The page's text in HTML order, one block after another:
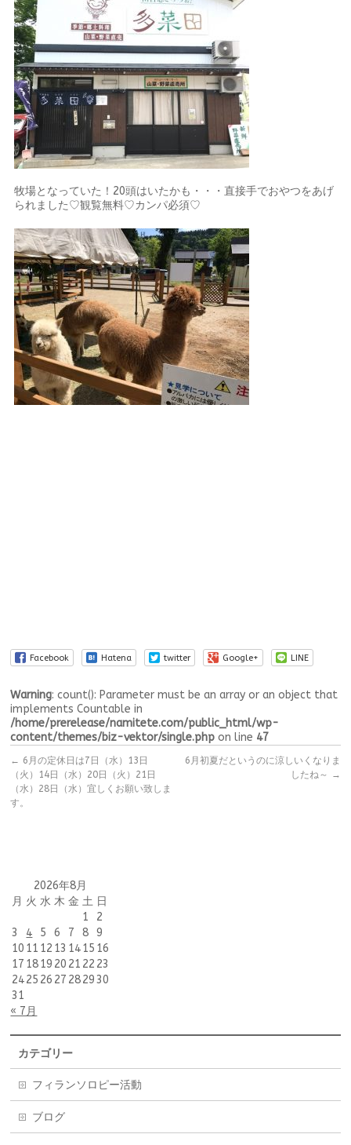
牧場となっていた！20頭はいたかも・・・直接手でおやつをあげ
られました♡観覧無料♡カンパ必須♡
Facebook Hatena twitter Google+ LINE
Warning: count(): Parameter must be an array or an object that
implements Countable in
/home/prerelease/namitete.com/public_html/wp-
content/themes/biz-vektor/single.php on line 47
← 6月の定休日は7日（水）13日
（火）14日（水）20日（火）21日
（水）28日（水）宜しくお願い致しま
す。
6月初夏だというのに涼しいくなりま
したね～ →
2026年8月
月 火 水 木 金 土 日
1
2
3
4 5 6 7 8
9
10 11 12 13 1415 16
17 1819 20 21 22 23
2425 26 27 2829 30
31
« 7月
カテゴリー
フィランソロピー活動
ブログ